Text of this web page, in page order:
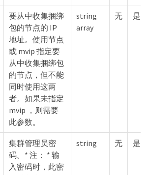
要从中收集捆绑
包的节点的 IP
地址。使用节点
或 mvip 指定要
从中收集捆绑包
的节点，但不能
同时使用这两
者。如果未指定
mvip ，则需要
此参数。
string
array
无 是
集群管理员密
码。* 注： * 输
入密码时，此密
string 无 是